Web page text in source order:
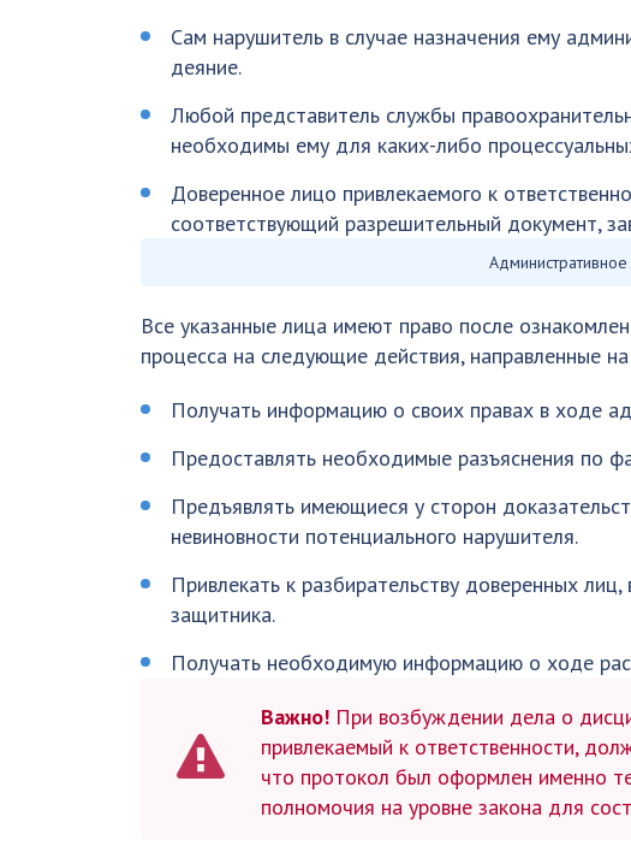
Сам нарушитель в случае назначения ему
деяние.
Любой представитель службы
необходимы ему для каких-либо
Доверенное лицо привлекаемого к
соответствующий разрешительный документ,
Все указанные лица имеют право после
процесса на следующие действия, направленные
Получать информацию о своих правах в ходе
Предоставлять необходимые разъяснения по
Предъявлять имеющиеся у сторон
невиновности потенциального нарушителя.
Привлекать к разбирательству доверенных
защитника.
Получать необходимую информацию о ходе
Важно! При возбуждении дела о
привлекаемый к ответственности,
что протокол был оформлен именно
полномочия на уровне закона для